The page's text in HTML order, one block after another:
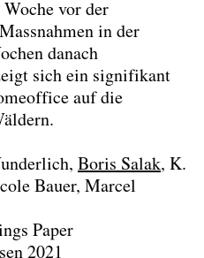
vor der
in der
danach
sich ein signifikant
auf die
Boris Salak K.
Bauer Marcel
Paper
2021
als Orte der
animal, but not in
on attitudes
(2024)
and Key
as a Means for
Envelopes
Building Design: